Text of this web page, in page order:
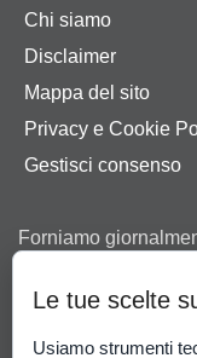
Chi siamo
Disclaimer
Mappa del sito
Privacy e Cookie
Gestisci consenso
Forniamo
nostri consigli ti
bookmaker in
Le tue scelte
Usiamo strumenti